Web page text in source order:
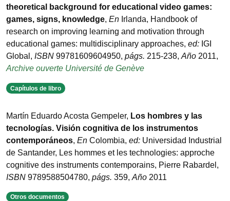
theoretical background for educational video games:
games, signs, knowledge, En Irlanda, Handbook of
research on improving learning and motivation through
educational games: multidisciplinary approaches, ed: IGI
Global , ISBN 99781609604950, págs. 215-238,Año 2011,
Archive ouverte Université de Genève
Capítulos de libro
Martín Eduardo Acosta Gempeler, Los hombres y las
tecnologías. Visión cognitiva de los instrumentos
contemporáneos, En Colombia, ed: Universidad Industrial
de Santander, Les hommes et les technologies: approche
cognitive des instruments contemporains, Pierre Rabardel ,
ISBN 9789588504780, págs. 359, Año 2011
Otros documentos